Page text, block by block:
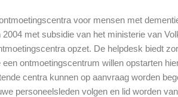
voor mensen met
met subsidie van het ministerie van
opzet. De helpdesk biedt
ontmoetingscentrum willen opstarten
centra kunnen op aanvraag worden
personeelsleden volgen en lid worden